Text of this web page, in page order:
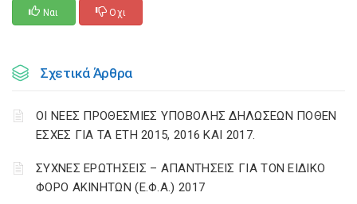
Ναι Οχι
Σχετικά Άρθρα
ΟΙ ΝΕΕΣ ΠΡΟΘΕΣΜΙΕΣ ΥΠΟΒΟΛΗΣ ΔΗΛΩΣΕΩΝ ΠΟΘΕΝ
ΕΣΧΕΣ ΓΙΑ ΤΑ ΕΤΗ 2015, 2016 ΚΑΙ 2017.
ΣΥΧΝΕΣ ΕΡΩΤΗΣΕΙΣ – ΑΠΑΝΤΗΣΕΙΣ ΓΙΑ ΤΟΝ ΕΙΔΙΚΟ
ΦΟΡΟ ΑΚΙΝΗΤΩΝ (Ε.Φ.Α.) 2017